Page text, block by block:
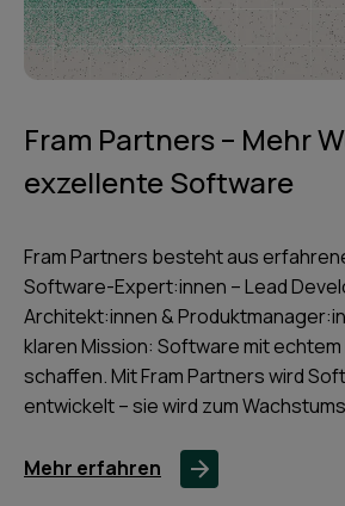
Fram Partners – Mehr
exzellente Software
Fram Partners besteht aus
Software-Expert:innen – Lead
Architekt:innen &
klaren Mission: Software mit
schaffen. Mit Fram Partners wird
entwickelt – sie wird zum
Mehr erfahren